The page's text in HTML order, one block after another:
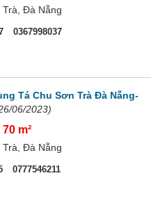
Đà Nẵng
0367998037
Tá Chu Sơn Trà Đà Nẵng-
06/2023)
70 m²
Đà Nẵng
0777546211